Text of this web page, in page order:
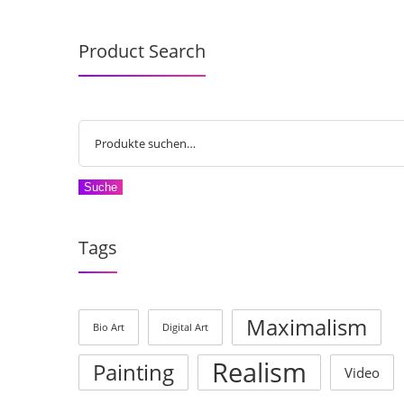
Product Search
Suche
Tags
Bio Art Digital Art
Maximalism
Painting
Realism Video